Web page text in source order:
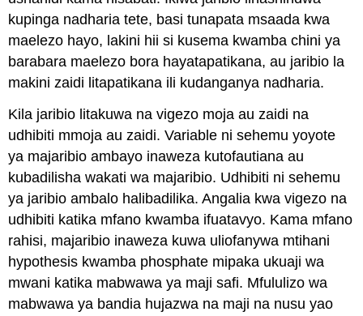
kupinga nadharia tete, basi tunapata msaada kwa
maelezo hayo, lakini hii si kusema kwamba chini ya
barabara maelezo bora hayatapatikana, au jaribio la
makini zaidi litapatikana ili kudanganya nadharia.
Kila jaribio litakuwa na vigezo moja au zaidi na
udhibiti mmoja au zaidi. Variable ni sehemu yoyote
ya majaribio ambayo inaweza kutofautiana au
kubadilisha wakati wa majaribio. Udhibiti ni sehemu
ya jaribio ambalo halibadilika. Angalia kwa vigezo na
udhibiti katika mfano kwamba ifuatavyo. Kama mfano
rahisi, majaribio inaweza kuwa uliofanywa mtihani
hypothesis kwamba phosphate mipaka ukuaji wa
mwani katika mabwawa ya maji safi. Mfululizo wa
mabwawa ya bandia hujazwa na maji na nusu yao